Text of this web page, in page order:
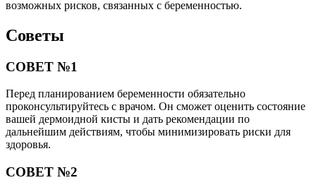
возможных рисков, связанных с беременностью.
Советы
СОВЕТ №1
Перед планированием беременности обязательно
проконсультируйтесь с врачом. Он сможет оценить состояние
вашей дермоидной кисты и дать рекомендации по
дальнейшим действиям, чтобы минимизировать риски для
здоровья.
СОВЕТ №2